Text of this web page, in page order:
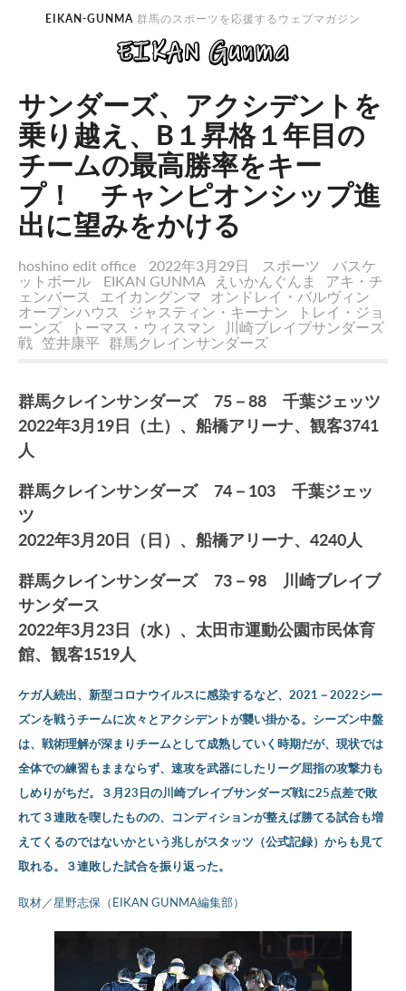
EIKAN-GUNMA 群馬のスポーツを応援するウェブマガジン
サンダーズ、アクシデントを
乗り越え、B１昇格１年目の
チームの最高勝率をキー
プ！ チャンピオンシップ進
出に望みをかける
hoshino edit office 2022年3月29日 スポーツ
バスケ
ットボール
EIKAN GUNMA えいかんぐんま
アキ・チ
ェンバース
エイカングンマ
オンドレイ・バルヴィン
オープンハウス
ジャスティン・キーナン
トレイ・ジョ
ーンズ
トーマス・ウィスマン
川崎ブレイブサンダーズ
戦 笠井康平 群馬クレインサンダーズ
群馬クレインサンダーズ 75－88 千葉ジェッツ
2022年3月19日（土）、船橋アリーナ、観客3741
人
群馬クレインサンダーズ 74－103 千葉ジェッ
ツ
2022年3月20日（日）、船橋アリーナ、4240人
群馬クレインサンダーズ 73－98 川崎ブレイブ
サンダース
2022年3月23日（水）、太田市運動公園市民体育
館、観客1519人
ケガ人続出、新型コロナウイルスに感染するなど、2021－2022シー
ズンを戦うチームに次々とアクシデントが襲い掛かる。シーズン中盤
は、戦術理解が深まりチームとして成熟していく時期だが、現状では
全体での練習もままならず、速攻を武器にしたリーグ屈指の攻撃力も
しめりがちだ。３月23日の川崎ブレイブサンダーズ戦に25点差で敗
れて３連敗を喫したものの、コンディションが整えば勝てる試合も増
えてくるのではないかという兆しがスタッツ（公式記録）からも見て
取れる。３連敗した試合を振り返った。
取材／星野志保（EIKAN GUNMA編集部）